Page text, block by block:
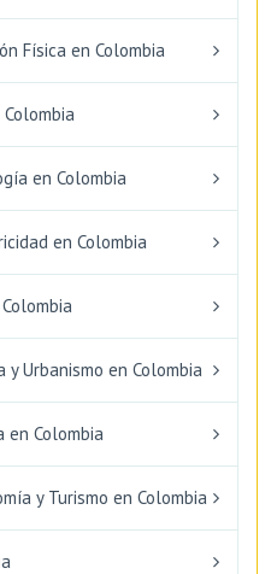
Física en Colombia
en Colombia
en Colombia
Urbanismo en Colombia
en Colombia
y Turismo en Colombia